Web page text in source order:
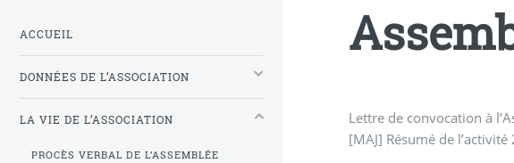
Lettre de convocation à
[MAJ] Résumé de
ACCUEIL
DONNÉES DE L’ASSOCIATION
LA VIE DE L’ASSOCIATION
PROCÈS VERBAL DE L’ASSEMBLÉE